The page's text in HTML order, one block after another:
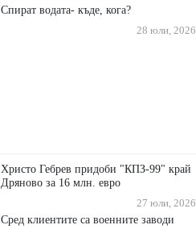
Спират водата- къде, кога?
28 юли, 2026
Христо Гебрев придоби "КПЗ-99" край
Дряново за 16 млн. евро
27 юли, 2026
Сред клиентите са военните заводи